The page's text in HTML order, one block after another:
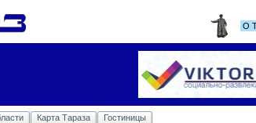
О
Карта Тараза Гостиницы